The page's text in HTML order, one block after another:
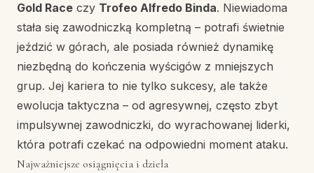
Gold Race czy Trofeo Alfredo Binda. Niewiadoma
stała się zawodniczką kompletną – potrafi świetnie
jeździć w górach, ale posiada również dynamikę
niezbędną do kończenia wyścigów z mniejszych
grup. Jej kariera to nie tylko sukcesy, ale także
ewolucja taktyczna – od agresywnej, często zbyt
impulsywnej zawodniczki, do wyrachowanej liderki,
która potrafi czekać na odpowiedni moment ataku.
Najważniejsze osiągnięcia i dzieła